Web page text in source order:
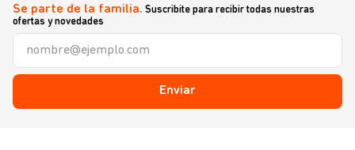
Se parte de la familia. Suscribite para recibir todas nuestras
ofertas y novedades
Enviar